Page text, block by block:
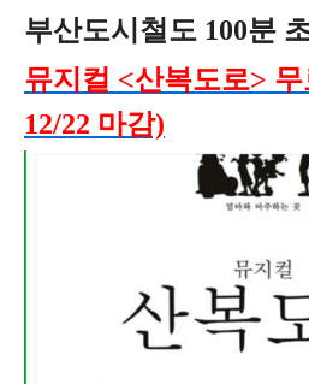
부산도시철도 100분
뮤지컬 <산복도로>
12/22 마감)